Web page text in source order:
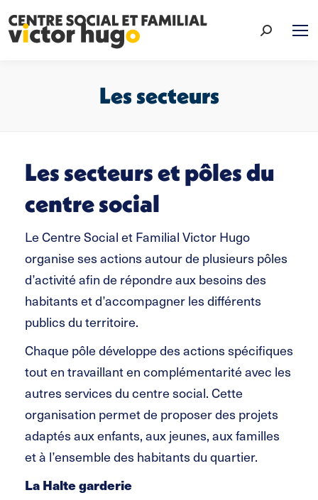
Recherche
Les secteurs
Les secteurs et pôles du
centre social
Le Centre Social et Familial Victor Hugo
organise ses actions autour de plusieurs pôles
d’activité afin de répondre aux besoins des
habitants et d’accompagner les différents
publics du territoire.
Chaque pôle développe des actions spécifiques
tout en travaillant en complémentarité avec les
autres services du centre social. Cette
organisation permet de proposer des projets
adaptés aux enfants, aux jeunes, aux familles
et à l’ensemble des habitants du quartier.
La Halte garderie